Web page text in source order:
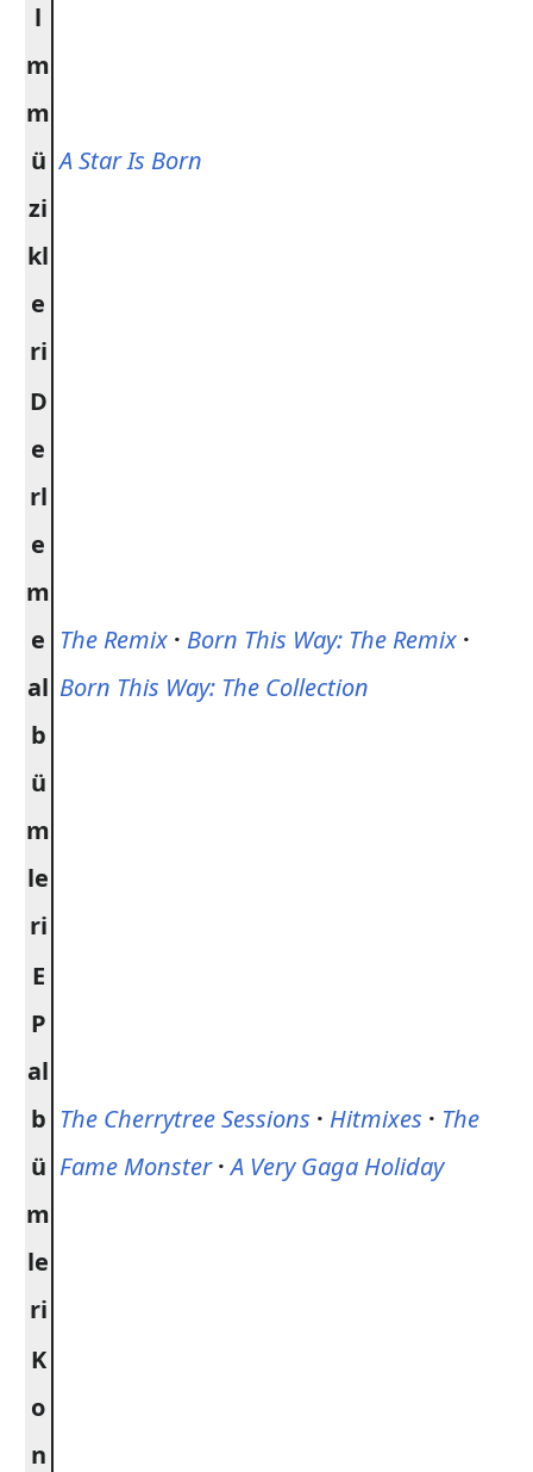
l
m
m
ü
zi
kl
e
ri
A Star Is Born
D
e
rl
e
m
e
al
b
ü
m
le
ri
The Remix · Born This Way: The Remix ·
Born This Way: The Collection
E
P
al
b
ü
m
le
ri
The Cherrytree Sessions · Hitmixes · The
Fame Monster · A Very Gaga Holiday
K
o
n